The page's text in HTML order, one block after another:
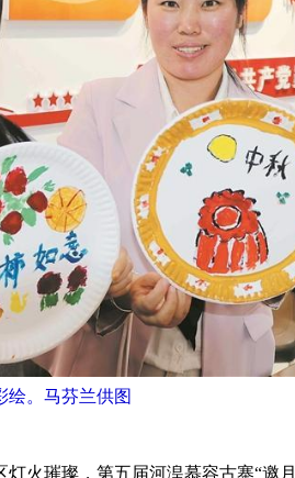
绘。马芬兰供图
璀璨，第五届河湟慕容古寨“邀月